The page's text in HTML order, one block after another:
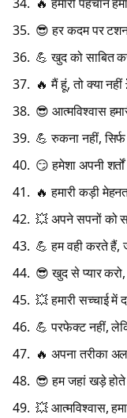
😎 हर कदम पर
💪 खुद को साबित
🔥 मैं हूं, तो क्या
😎 आत्मविश्वास
💪 रुकना नहीं,
😏 हमेशा अपनी
🔥 हमारी कड़ी
💥 अपने सपनों को
💪 हम वही करते हैं,
😎 खुद से प्यार
💥 हमारी सच्चाई में
💪 परफेक्ट नहीं,
🔥 अपना तरीका
😎 हम जहां खड़े होते
💥 आत्मविश्वास,